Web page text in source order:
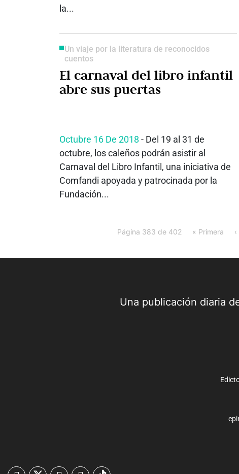
la...
Un viaje por la literatura de reconocidos
cuentos
El carnaval del libro infantil
abre sus puertas
Octubre 16 De 2018 - Del 19 al 31 de
octubre, los caleños podrán asistir al
Carnaval del Libro Infantil, una iniciativa de
Comfandi apoyada y patrocinada por la
Fundación...
Página 383 de 402 « Primera
Una publicación diaria